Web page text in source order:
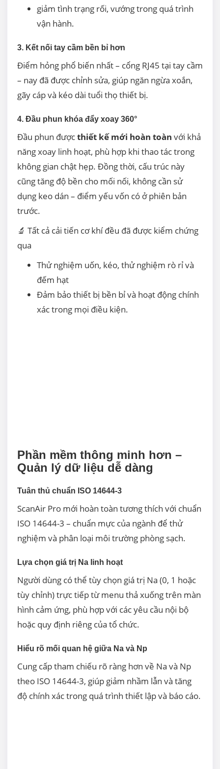
giảm tình trạng rối, vướng trong quá trình
vận hành.
3. Kết nối tay cầm bền bỉ hơn
Điểm hỏng phổ biến nhất – cổng RJ45 tại tay cầm
– nay đã được chỉnh sửa, giúp ngăn ngừa xoắn,
gãy cáp và kéo dài tuổi thọ thiết bị.
4. Đầu phun khóa đẩy xoay 360°
Đầu phun đượcthiết kế mới hoàn toàn với khả
năng xoay linh hoạt, phù hợp khi thao tác trong
không gian chật hẹp. Đồng thời, cấu trúc này
cũng tăng độ bền cho mối nối, không cần sử
dụng keo dán – điểm yếu vốn có ở phiên bản
trước.
🔬 Tất cả cải tiến cơ khí đều đã được kiểm chứng
qua
Thử nghiệm uốn, kéo, thử nghiệm rò rỉ và
đếm hạt
Đảm bảo thiết bị bền bỉ và hoạt động chính
xác trong mọi điều kiện.
Phần mềm thông minh hơn –
Quản lý dữ liệu dễ dàng
Tuân thủ chuẩn ISO 14644-3
ScanAir Pro mới hoàn toàn tương thích với chuẩn
ISO 14644-3 – chuẩn mực của ngành để thử
nghiệm và phân loại môi trường phòng sạch.
Lựa chọn giá trị Na linh hoạt
Người dùng có thể tùy chọn giá trị Na (0, 1 hoặc
tùy chỉnh) trực tiếp từ menu thả xuống trên màn
hình cảm ứng, phù hợp với các yêu cầu nội bộ
hoặc quy định riêng của tổ chức.
Hiểu rõ mối quan hệ giữa Na và Np
Cung cấp tham chiếu rõ ràng hơn về Na và Np
theo ISO 14644-3, giúp giảm nhầm lẫn và tăng
độ chính xác trong quá trình thiết lập và báo cáo.